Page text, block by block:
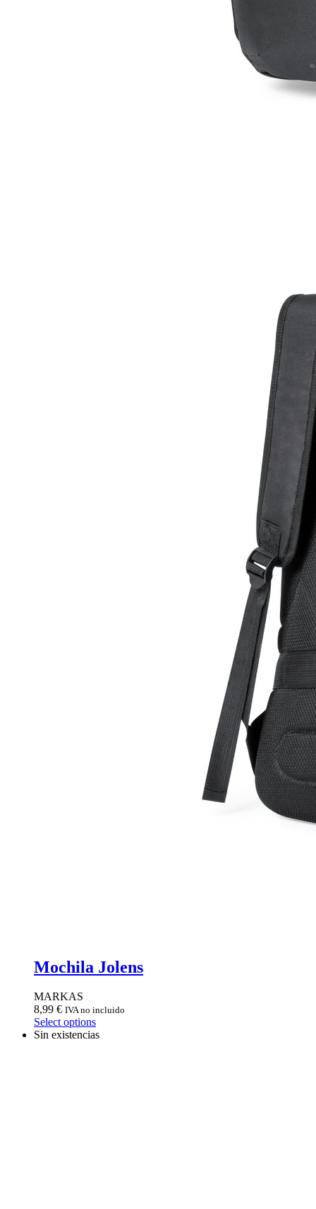
Mochila Jolens
MARKAS
8,99 € IVA no incluido
Select options
Sin existencias